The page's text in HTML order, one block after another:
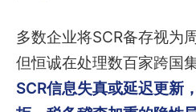
多数企业将SCR备存视为
但恒诚在处理数百家跨国
SCR信息失真或延迟更新